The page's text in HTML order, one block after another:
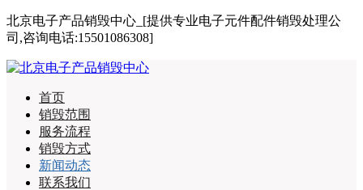
北京电子产品销毁中心_[提供专业电子元件配件销毁处理公
司,咨询电话:15501086308]
首页
销毁范围
服务流程
销毁方式
新闻动态
联系我们